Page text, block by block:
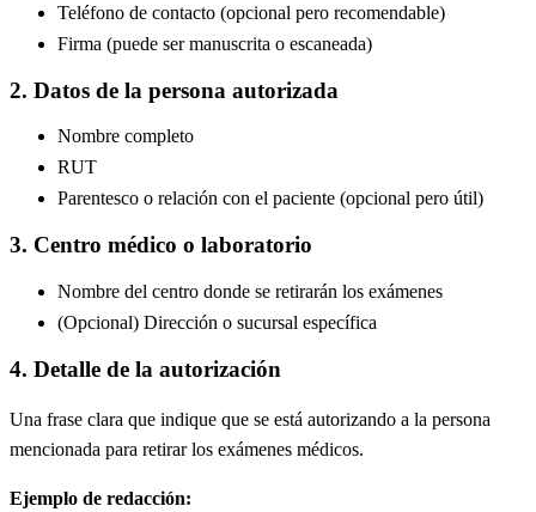
Teléfono de contacto (opcional pero recomendable)
Firma (puede ser manuscrita o escaneada)
2. Datos de la persona autorizada
Nombre completo
RUT
Parentesco o relación con el paciente (opcional pero útil)
3. Centro médico o laboratorio
Nombre del centro donde se retirarán los exámenes
(Opcional) Dirección o sucursal específica
4. Detalle de la autorización
Una frase clara que indique que se está autorizando a la persona
mencionada para retirar los exámenes médicos.
Ejemplo de redacción: